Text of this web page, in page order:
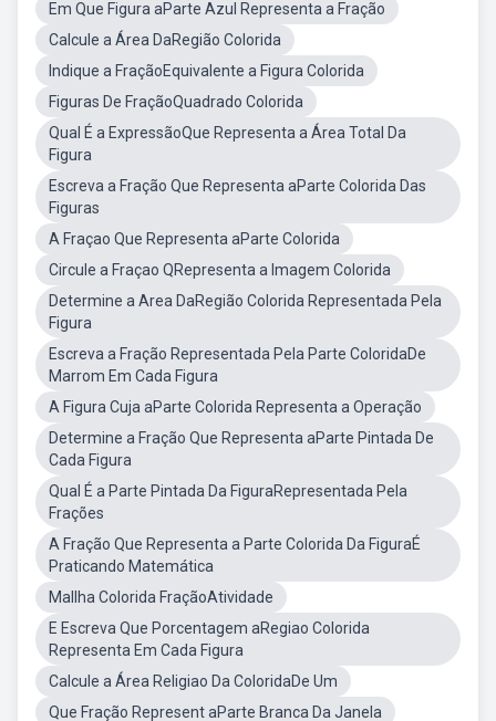
Em Que Figura aParte Azul Representa a Fração
Calcule a Área DaRegião Colorida
Indique a FraçãoEquivalente a Figura Colorida
Figuras De FraçãoQuadrado Colorida
Qual É a ExpressãoQue Representa a Área Total Da
Figura
Escreva a Fração Que Representa aParte Colorida Das
Figuras
A Fraçao Que Representa aParte Colorida
Circule a Fraçao QRepresenta a Imagem Colorida
Determine a Area DaRegião Colorida Representada Pela
Figura
Escreva a Fração Representada Pela Parte ColoridaDe
Marrom Em Cada Figura
A Figura Cuja aParte Colorida Representa a Operação
Determine a Fração Que Representa aParte Pintada De
Cada Figura
Qual É a Parte Pintada Da FiguraRepresentada Pela
Frações
A Fração Que Representa a Parte Colorida Da FiguraÉ
Praticando Matemática
Mallha Colorida FraçãoAtividade
E Escreva Que Porcentagem aRegiao Colorida
Representa Em Cada Figura
Calcule a Área Religiao Da ColoridaDe Um
Que Fração Represent aParte Branca Da Janela